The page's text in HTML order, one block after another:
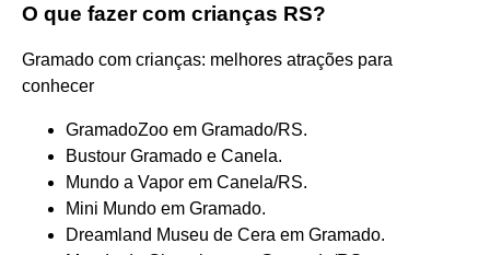
O que fazer com crianças RS?
Gramado com crianças: melhores atrações para
conhecer
GramadoZoo em Gramado/RS.
Bustour Gramado e Canela.
Mundo a Vapor em Canela/RS.
Mini Mundo em Gramado.
Dreamland Museu de Cera em Gramado.